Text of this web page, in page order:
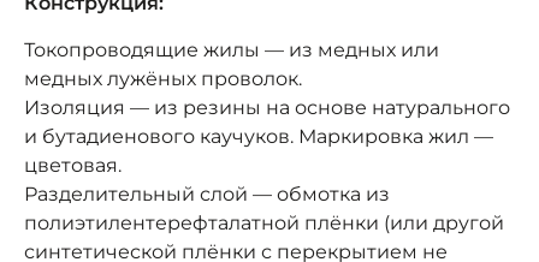
Токопроводящие жилы — из медных или
медных лужёных проволок.
Изоляция — из резины на основе натурального
и бутадиенового каучуков. Маркировка жил —
цветовая.
Разделительный слой — обмотка из
полиэтилентерефталатной плёнки (или другой
синтетической плёнки с перекрытием не